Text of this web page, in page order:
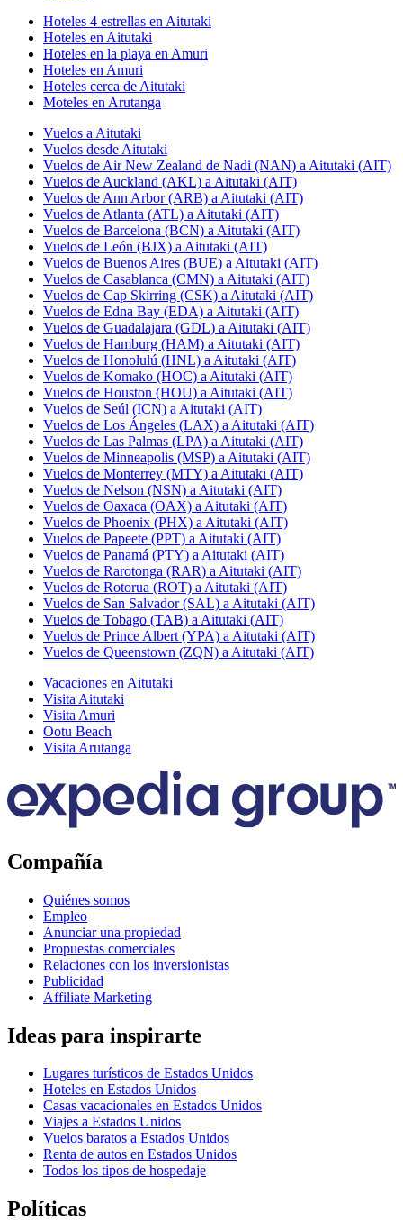
Hoteles 4 estrellas en Aitutaki
Hoteles en Aitutaki
Hoteles en la playa en Amuri
Hoteles en Amuri
Hoteles cerca de Aitutaki
Moteles en Arutanga
Vuelos a Aitutaki
Vuelos desde Aitutaki
Vuelos de Air New Zealand de Nadi (NAN) a Aitutaki (AIT)
Vuelos de Auckland (AKL) a Aitutaki (AIT)
Vuelos de Ann Arbor (ARB) a Aitutaki (AIT)
Vuelos de Atlanta (ATL) a Aitutaki (AIT)
Vuelos de Barcelona (BCN) a Aitutaki (AIT)
Vuelos de León (BJX) a Aitutaki (AIT)
Vuelos de Buenos Aires (BUE) a Aitutaki (AIT)
Vuelos de Casablanca (CMN) a Aitutaki (AIT)
Vuelos de Cap Skirring (CSK) a Aitutaki (AIT)
Vuelos de Edna Bay (EDA) a Aitutaki (AIT)
Vuelos de Guadalajara (GDL) a Aitutaki (AIT)
Vuelos de Hamburg (HAM) a Aitutaki (AIT)
Vuelos de Honolulú (HNL) a Aitutaki (AIT)
Vuelos de Komako (HOC) a Aitutaki (AIT)
Vuelos de Houston (HOU) a Aitutaki (AIT)
Vuelos de Seúl (ICN) a Aitutaki (AIT)
Vuelos de Los Ángeles (LAX) a Aitutaki (AIT)
Vuelos de Las Palmas (LPA) a Aitutaki (AIT)
Vuelos de Minneapolis (MSP) a Aitutaki (AIT)
Vuelos de Monterrey (MTY) a Aitutaki (AIT)
Vuelos de Nelson (NSN) a Aitutaki (AIT)
Vuelos de Oaxaca (OAX) a Aitutaki (AIT)
Vuelos de Phoenix (PHX) a Aitutaki (AIT)
Vuelos de Papeete (PPT) a Aitutaki (AIT)
Vuelos de Panamá (PTY) a Aitutaki (AIT)
Vuelos de Rarotonga (RAR) a Aitutaki (AIT)
Vuelos de Rotorua (ROT) a Aitutaki (AIT)
Vuelos de San Salvador (SAL) a Aitutaki (AIT)
Vuelos de Tobago (TAB) a Aitutaki (AIT)
Vuelos de Prince Albert (YPA) a Aitutaki (AIT)
Vuelos de Queenstown (ZQN) a Aitutaki (AIT)
Vacaciones en Aitutaki
Visita Aitutaki
Visita Amuri
Ootu Beach
Visita Arutanga
Compañía
Quiénes somos
Empleo
Anunciar una propiedad
Propuestas comerciales
Relaciones con los inversionistas
Publicidad
Affiliate Marketing
Ideas para inspirarte
Lugares turísticos de Estados Unidos
Hoteles en Estados Unidos
Casas vacacionales en Estados Unidos
Viajes a Estados Unidos
Vuelos baratos a Estados Unidos
Renta de autos en Estados Unidos
Todos los tipos de hospedaje
Políticas